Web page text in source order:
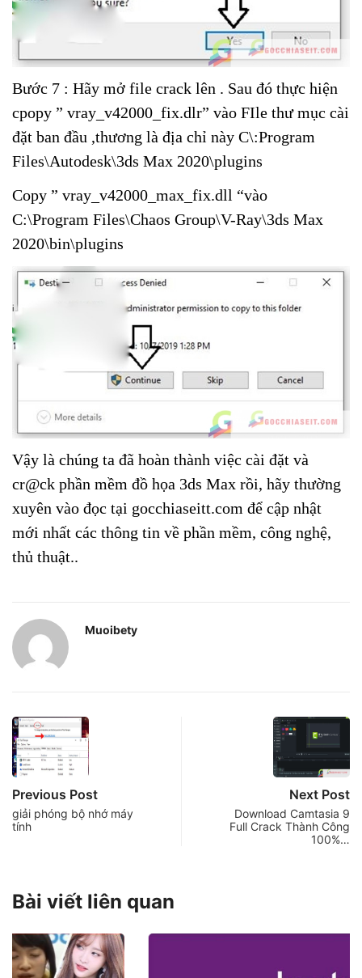
Bước 7 : Hãy mở file crack lên . Sau đó thực hiện
cpopy ” vray_v42000_fix.dlr” vào FIle thư mục cài
đặt ban đầu ,thương là địa chỉ này C\:Program
Files\Autodesk\3ds Max 2020\plugins
Copy ” vray_v42000_max_fix.dll “vào
C:\Program Files\Chaos Group\V-Ray\3ds Max
2020\bin\plugins
Vậy là chúng ta đã hoàn thành việc cài đặt và
cr@ck phần mềm đồ họa 3ds Max rồi, hãy thường
xuyên vào đọc tại gocchiaseitt.com để cập nhật
mới nhất các thông tin về phần mềm, công nghệ,
thủ thuật..
Muoibety
Previous Post
giải phóng bộ nhớ máy
tính
Next Post
Download Camtasia 9
Full Crack Thành Công
100%…
Bài viết liên quan